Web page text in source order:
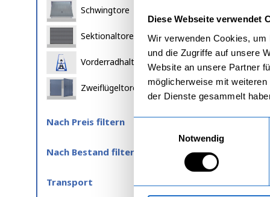
Diese Webseite verwendet
Wir verwenden Cookies,
und die Zugriffe auf unsere
Website an unsere Partner
möglicherweise mit
der Dienste gesammelt
Notwendig
Schwingtore
Sektionaltore
Vorderradhalter
Zweiflügeltore
Nach Preis filtern
Nach Bestand filtern
Transport